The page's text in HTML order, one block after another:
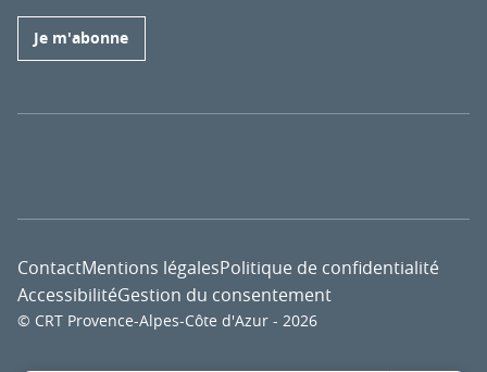
Je m'abonne
© CRT Provence-Alpes-Côte d'Azur - 2026
ContactMentions légalesPolitique de confidentialité
AccessibilitéGestion du consentement